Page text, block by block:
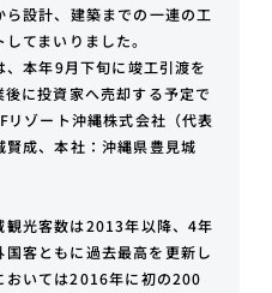
ら設計、建築までの一連の工
てまいりました。
本年9月下旬に竣工引渡を
に投資家へ売却する予定で
リゾート沖縄株式会社（代表
賢成、本社：沖縄県豊見城
光客数は2013年以降、4年
客ともに過去最高を更新し
おいては2016年に初の200